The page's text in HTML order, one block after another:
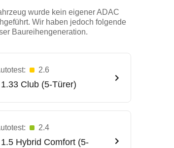
wurde kein eigener ADAC
Wir haben jedoch folgende
Baureihengeneration.
2.6
Club (5-Türer)
2.4
Hybrid Comfort (5-